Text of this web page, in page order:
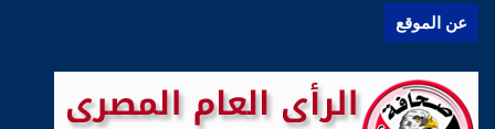
عن الموقع